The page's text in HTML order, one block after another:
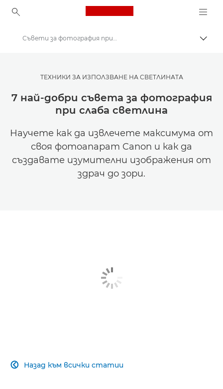
Canon Logo, back to
Вдъхновете се | Съвети за фотография и печат и ръководства за купувача
Съвети и техники за фотография и печат
Съвети за фотография при слаба светлина
ТЕХНИКИ ЗА ИЗПОЛЗВАНЕ НА СВЕТЛИНАТА
7 най-добри съвета за фотография
при слаба светлина
Научете как да извлечете максимума от
своя фотоапарат Canon и как да
създавате изумителни изображения от
здрач до зори.
Назад към всички статии
